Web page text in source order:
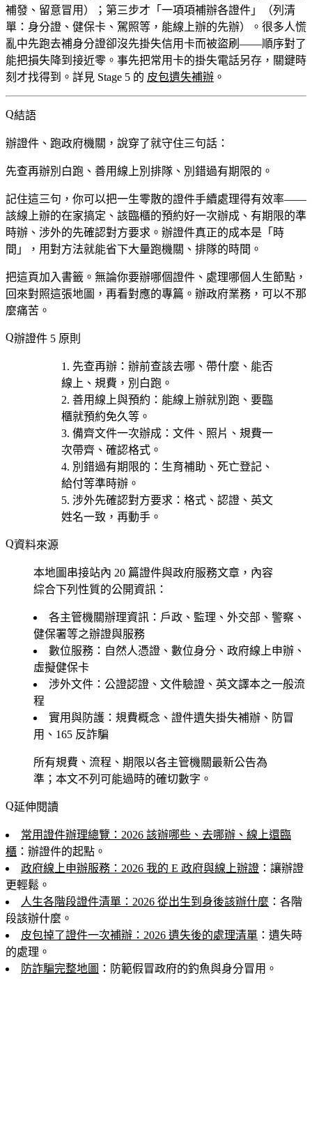
補發、留意冒用）；第三步才「一項項補辦各證件」（列清
單：身分證、健保卡、駕照等，能線上辦的先辦）。很多人慌
亂中先跑去補身分證卻沒先掛失信用卡而被盜刷——順序對了
能把損失降到接近零。事先把常用卡的掛失電話另存，關鍵時
刻才找得到。詳見 Stage 5 的 皮包遺失補辦 。
結語
辦證件、跑政府機關，說穿了就守住三句話：
先查再辦別白跑、善用線上別排隊、別錯過有期限的。
記住這三句，你可以把一生零散的證件手續處理得有效率——
該線上辦的在家搞定、該臨櫃的預約好一次辦成、有期限的準
時辦、涉外的先確認對方要求。辦證件真正的成本是「時
間」，用對方法就能省下大量跑機關、排隊的時間。
把這頁加入書籤。無論你要辦哪個證件、處理哪個人生節點，
回來對照這張地圖，再看對應的專篇。辦政府業務，可以不那
麼痛苦。
辦證件 5 原則
先查再辦 ：辦前查該去哪、帶什麼、能否
線上、規費，別白跑。
善用線上與預約 ：能線上辦就別跑、要臨
櫃就預約免久等。
備齊文件一次辦成 ：文件、照片、規費一
次帶齊、確認格式。
別錯過有期限的 ：生育補助、死亡登記、
給付等準時辦。
涉外先確認對方要求 ：格式、認證、英文
姓名一致，再動手。
資料來源
本地圖串接站內 20 篇證件與政府服務文章，內容
綜合下列性質的公開資訊：
各主管機關辦理資訊 ：戶政、監理、外交部、警察、
健保署等之辦證與服務
數位服務 ：自然人憑證、數位身分、政府線上申辦、
虛擬健保卡
涉外文件 ：公證認證、文件驗證、英文譯本之一般流
程
實用與防護 ：規費概念、證件遺失掛失補辦、防冒
用、165 反詐騙
所有規費、流程、期限以各主管機關最新公告為
準；本文不列可能過時的確切數字。
延伸閱讀
常用證件辦理總覽：2026 該辦哪些、去哪辦、線上還臨
櫃 ：辦證件的起點。
政府線上申辦服務：2026 我的 E 政府與線上辦證 ：讓辦證
更輕鬆。
人生各階段證件清單：2026 從出生到身後該辦什麼 ：各階
段該辦什麼。
皮包掉了證件一次補辦：2026 遺失後的處理清單 ：遺失時
的處理。
防詐騙完整地圖 ：防範假冒政府的釣魚與身分冒用。